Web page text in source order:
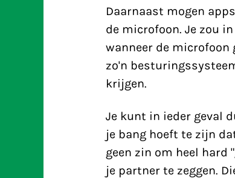
Daarnaast mogen
de microfoon. Je zou
wanneer de
zo'n
krijgen.
Je kunt in ieder geval
je bang hoeft te zijn
geen zin om heel hard
je partner te zeggen.